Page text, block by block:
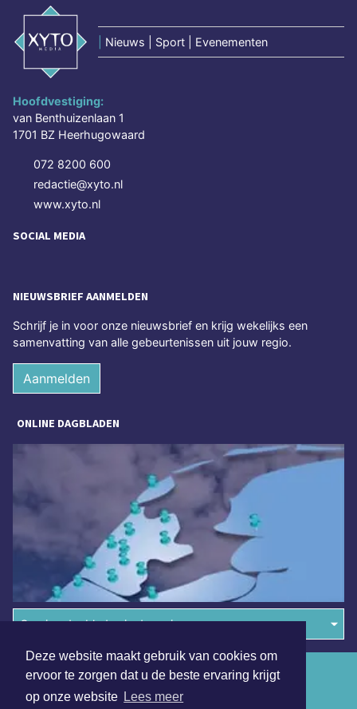
Deze website maakt gebruik van cookies om
ervoor te zorgen dat u de beste ervaring krijgt
op onze website Lees meer
Nieuws | Sport | Evenementen
Hoofdvestiging:
van Benthuizenlaan 1
1701 BZ Heerhugowaard
072 8200 600
redactie@xyto.nl
www.xyto.nl
SOCIAL MEDIA
NIEUWSBRIEF AANMELDEN
Schrijf je in voor onze nieuwsbrief en krijg wekelijks een
samenvatting van alle gebeurtenissen uit jouw regio.
Aanmelden
ONLINE DAGBLADEN
Overige dagbladen in de regio
Algemene voorwaarden
Disclaimer